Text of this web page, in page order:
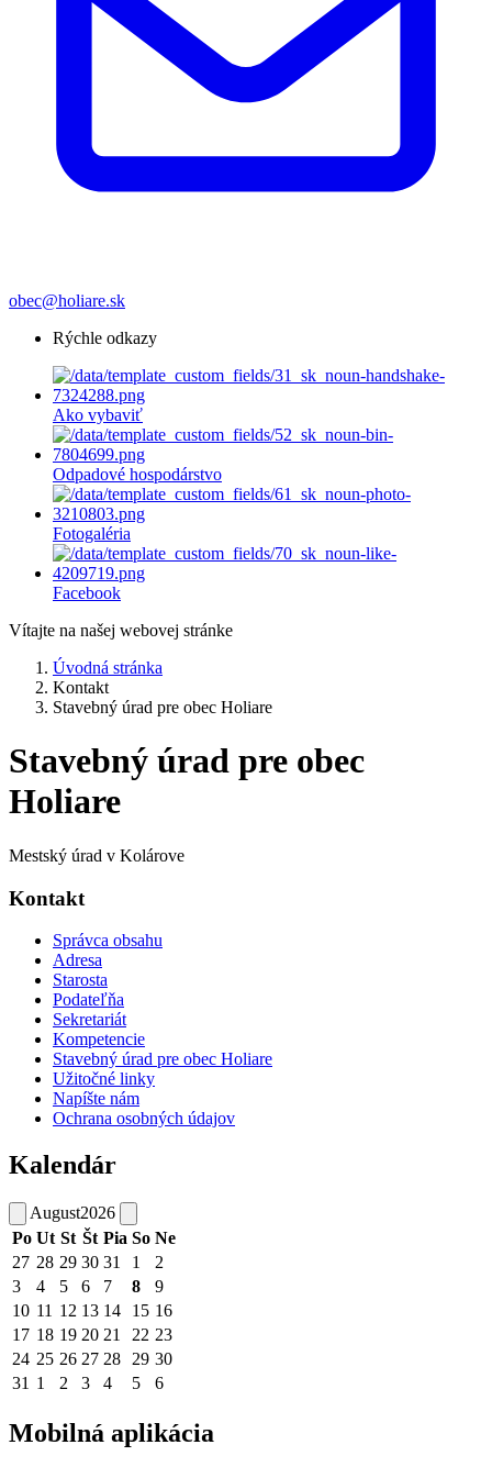
obec@holiare.sk
Rýchle odkazy
Ako vybaviť
Odpadové hospodárstvo
Fotogaléria
Facebook
Vítajte na našej webovej stránke
Úvodná stránka
Kontakt
Stavebný úrad pre obec Holiare
Stavebný úrad pre obec
Holiare
Mestský úrad v Kolárove
Kontakt
Správca obsahu
Adresa
Starosta
Podateľňa
Sekretariát
Kompetencie
Stavebný úrad pre obec Holiare
Užitočné linky
Napíšte nám
Ochrana osobných údajov
Kalendár
August2026
Po Ut St Št Pia So Ne
27 28 29 30 31 1
2
3
4 5 6 7 8
9
10 11 12 13 14 15 16
17 18 19 20 21 22 23
24 25 26 27 28 29 30
31 1 2 3 4 5 6
Mobilná aplikácia